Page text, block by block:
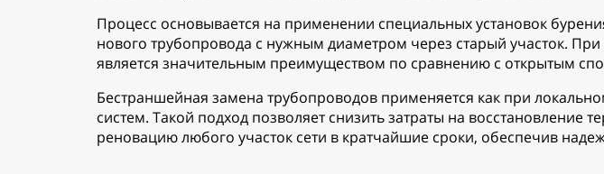
Процесс основывается на применении специальных установок
нового трубопровода с нужным диаметром через старый участок. При
является значительным преимуществом по сравнению с открытым
Бестраншейная замена трубопроводов применяется как при
систем. Такой подход позволяет снизить затраты на
реновацию любого участок сети в кратчайшие сроки, обеспечив